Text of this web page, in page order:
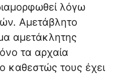
λόγω
Αμετάβλητο
αμετάκλητης
τα αρχαία
καθεστώς τους έχει